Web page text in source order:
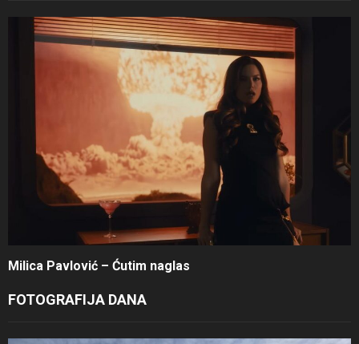
Milica Pavlović – Ćutim naglas
FOTOGRAFIJA DANA